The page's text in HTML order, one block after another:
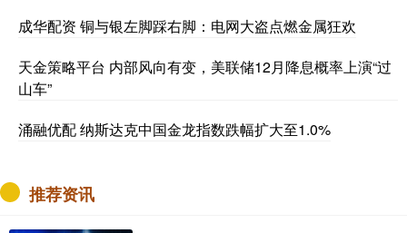
成华配资 铜与银左脚踩右脚：电网大盗点燃金属狂欢
天金策略平台 内部风向有变，美联储12月降息概率上演“过
山车”
涌融优配 纳斯达克中国金龙指数跌幅扩大至1.0%
推荐资讯